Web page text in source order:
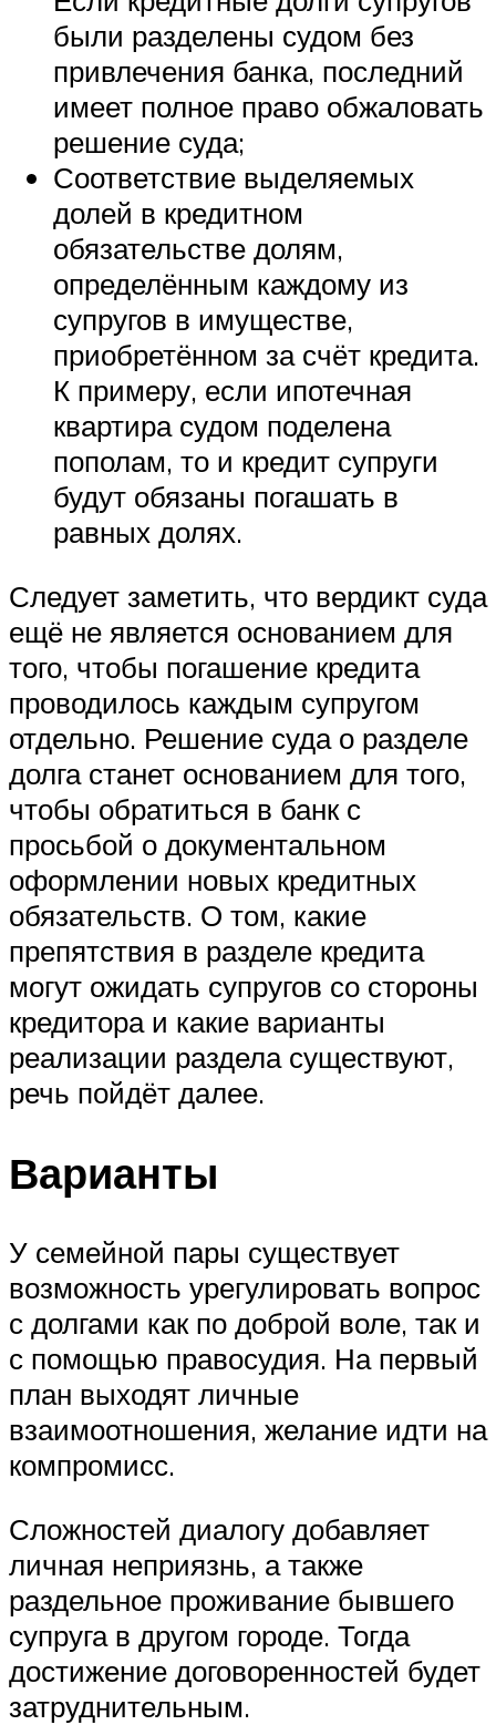
были разделены судом без
привлечения банка, последний
имеет полное право обжаловать
решение суда;
Соответствие выделяемых
долей в кредитном
обязательстве долям,
определённым каждому из
супругов в имуществе,
приобретённом за счёт кредита.
К примеру, если ипотечная
квартира судом поделена
пополам, то и кредит супруги
будут обязаны погашать в
равных долях.
Следует заметить, что вердикт суда
ещё не является основанием для
того, чтобы погашение кредита
проводилось каждым супругом
отдельно. Решение суда о разделе
долга станет основанием для того,
чтобы обратиться в банк с
просьбой о документальном
оформлении новых кредитных
обязательств. О том, какие
препятствия в разделе кредита
могут ожидать супругов со стороны
кредитора и какие варианты
реализации раздела существуют,
речь пойдёт далее.
Варианты
У семейной пары существует
возможность урегулировать вопрос
с долгами как по доброй воле, так и
с помощью правосудия. На первый
план выходят личные
взаимоотношения, желание идти на
компромисс.
Сложностей диалогу добавляет
личная неприязнь, а также
раздельное проживание бывшего
супруга в другом городе. Тогда
достижение договоренностей будет
затруднительным.